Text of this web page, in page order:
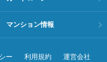
マンション情報
ー 利用規約 運営会社